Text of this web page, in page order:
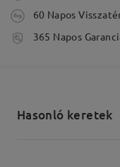
feldolgozási idő
60 Napos
365 Napos
Hasonló keretek